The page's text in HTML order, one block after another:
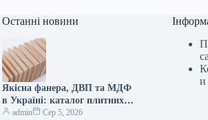
Останні новини
Якісна фанера, ДВП та МДФ
в Україні: каталог плитних
матеріалів від «ВІН-ВУД»
admin Сер 5, 2026
и